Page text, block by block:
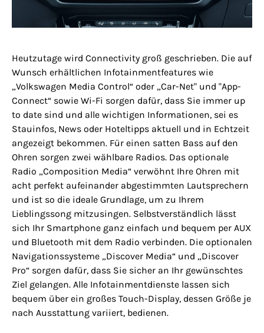
Heutzutage wird Connectivity groß geschrieben. Die auf
Wunsch erhältlichen Infotainmentfeatures wie
„Volkswagen Media Control“ oder „Car-Net" und "App-
Connect“ sowie Wi-Fi sorgen dafür, dass Sie immer up
to date sind und alle wichtigen Informationen, sei es
Stauinfos, News oder Hoteltipps aktuell und in Echtzeit
angezeigt bekommen. Für einen satten Bass auf den
Ohren sorgen zwei wählbare Radios. Das optionale
Radio „Composition Media“ verwöhnt Ihre Ohren mit
acht perfekt aufeinander abgestimmten Lautsprechern
und ist so die ideale Grundlage, um zu Ihrem
Lieblingssong mitzusingen. Selbstverständlich lässt
sich Ihr Smartphone ganz einfach und bequem per AUX
und Bluetooth mit dem Radio verbinden. Die optionalen
Navigationssysteme „Discover Media“ und „Discover
Pro“ sorgen dafür, dass Sie sicher an Ihr gewünschtes
Ziel gelangen. Alle Infotainmentdienste lassen sich
bequem über ein großes Touch-Display, dessen Größe je
nach Ausstattung variiert, bedienen.